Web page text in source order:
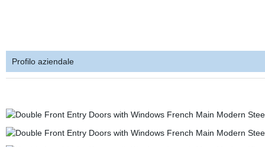
Profilo aziendale